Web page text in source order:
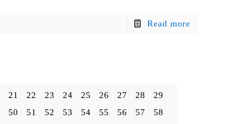
Read more
21 22 23 24 25 26 27 28
29
50 51 52 53 54 55 56 57
58